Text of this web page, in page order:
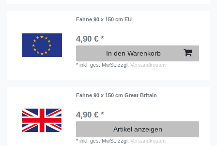
Fahne 90 x 150 cm EU
4,90 € *
In den Warenkorb
*inkl. ges. MwSt. zzgl.Versandkosten
Fahne 90 x 150 cm Great Britain
4,90 € *
Artikel anzeigen
*inkl. ges. MwSt. zzgl.Versandkosten